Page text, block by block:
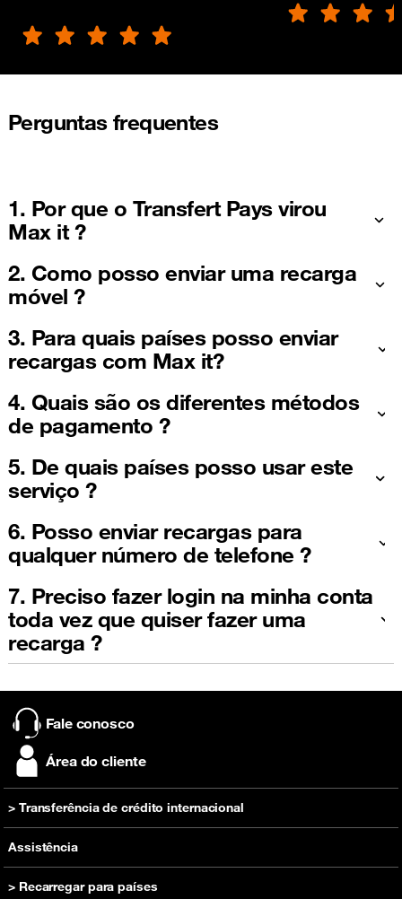
Perguntas frequentes
1. Por que o Transfert Pays virou
Max it ?
2. Como posso enviar uma recarga
móvel ?
3. Para quais países posso enviar
recargas com Max it?
4. Quais são os diferentes métodos
de pagamento ?
5. De quais países posso usar este
serviço ?
6. Posso enviar recargas para
qualquer número de telefone ?
7. Preciso fazer login na minha conta
toda vez que quiser fazer uma
recarga ?
> Transferência de crédito internacional
Recarregar
Assistência
> Recarregar para países
Fale conosco
Área do cliente